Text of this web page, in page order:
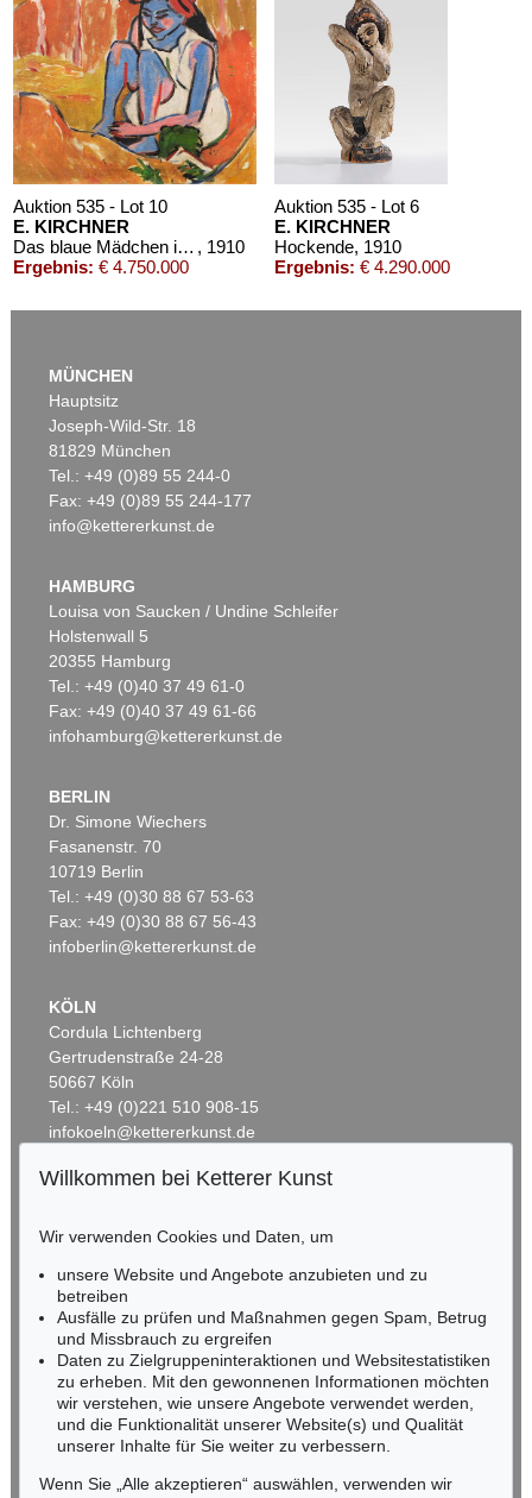
Auktion 610 - Lot 426000372
HERMANN MAX PECHSTEIN
Reisebilder, 1919
Schätzpreis:€ 1.600
Auktion 535 - Lot 10
E. KIRCHNER
Das blaue Mädchen in der Sonne , 1910
Ergebnis: € 4.750.000
Auktion 535 - Lot 6
E. KIRCHNER
Hockende, 1910
Ergebnis: € 4.290.000
Auktion 406 - Lot 30
Ergebnis:€ 1.740.000
ERNST LUDWIG KIRCHNER
Unser Haus, 1918
Ergebnis:€ 1.645.000
Auktion 496 - Lot 133
Heimkehrende Ziegenherde
, 1920
Ergebnis:€ 1.525.000
Auktion 520 - Lot 320
Ergebnis:
MÜNCHEN
Hauptsitz
Joseph-Wild-Str. 18
81829 München
Tel.: +49 (0)89 55 244-0
Fax: +49 (0)89 55 244-177
info@kettererkunst.de
HAMBURG
Louisa von Saucken / Undine Schleifer
Holstenwall 5
20355 Hamburg
Tel.: +49 (0)40 37 49 61-0
Fax: +49 (0)40 37 49 61-66
infohamburg@kettererkunst.de
BERLIN
Dr. Simone Wiechers
Fasanenstr. 70
10719 Berlin
Tel.: +49 (0)30 88 67 53-63
Fax: +49 (0)30 88 67 56-43
infoberlin@kettererkunst.de
KÖLN
Cordula Lichtenberg
Gertrudenstraße 24-28
50667 Köln
Tel.: +49 (0)221 510 908-15
infokoeln@kettererkunst.de
RHEINLAND-PFALZ
Miriam Heß
Tel.: +49 (0)62 21 58 80-038
Fax: +49 (0)62 21 58 80-595
infoheidelberg@kettererkunst.de
NORDDEUTSCHLAND
Nico Kassel, M.A.
Tel.: +49 (0)89 55244-164
Mobil: +49 (0)171 8618661
Willkommen bei Ketterer Kunst
Wir verwenden Cookies und Daten, um
unsere Website und Angebote anzubieten und zu
betreiben
Ausfälle zu prüfen und Maßnahmen gegen Spam, Betrug
und Missbrauch zu ergreifen
Daten zu Zielgruppeninteraktionen und Websitestatistiken
zu erheben. Mit den gewonnenen Informationen möchten
wir verstehen, wie unsere Angebote verwendet werden,
und die Funktionalität unserer Website(s) und Qualität
unserer Inhalte für Sie weiter zu verbessern.
Wenn Sie „Alle akzeptieren“ auswählen, verwenden wir